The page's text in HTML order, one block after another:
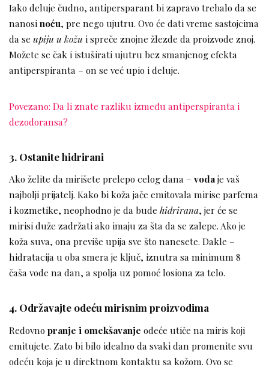
Iako deluje čudno, antipersparant bi zapravo trebalo da se
nanosinoću, pre nego ujutru. Ovo će dati vreme sastojcima
da se upiju u kožu i spreče znojne žlezde da proizvode znoj.
Možete se čak i istuširati ujutru bez smanjenog efekta
antiperspiranta – on se već upio i deluje.
Povezano: Da li znate razliku između antiperspiranta i
dezodoransa?
3. Ostanite hidrirani
Ako želite da mirišete prelepo celog dana – vodaje vaš
najbolji prijatelj. Kako bi koža jače emitovala mirise parfema
i kozmetike, neophodno je da bude hidrirana, jer će se
mirisi duže zadržati ako imaju za šta da se zalepe. Ako je
koža suva, ona previše upija sve što nanesete. Dakle –
hidratacija u oba smera je ključ, iznutra sa minimum 8
čaša vode na dan, a spolja uz pomoć losiona za telo.
4. Održavajte odeću mirisnim proizvodima
Redovnopranje i omekšavanje odeće utiče na miris koji
emitujete. Zato bi bilo idealno da svaki dan promenite svu
odeću koja je u direktnom kontaktu sa kožom. Ovo se